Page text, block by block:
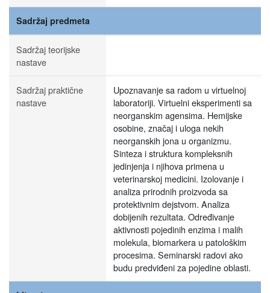
Sadržaj predmeta
Sadržaj teorijske
nastave
Sadržaj praktične
nastave
Upoznavanje sa radom u virtuelnoj
laboratoriji. Virtuelni eksperimenti sa
neorganskim agensima. Hemijske
osobine, značaj i uloga nekih
neorganskih jona u organizmu.
Sinteza i struktura kompleksnih
jedinjenja i njihova primena u
veterinarskoj medicini. Izolovanje i
analiza prirodnih proizvoda sa
protektivnim dejstvom. Analiza
dobijenih rezultata. Određivanje
aktivnosti pojedinih enzima i malih
molekula, biomarkera u patološkim
procesima. Seminarski radovi ako
budu predviđeni za pojedine oblasti.